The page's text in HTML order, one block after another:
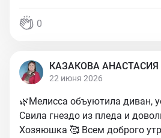
0
КАЗАКОВА АНАСТАСИЯ
22 июня 2026
🌿Мелисса объуютила диван,
Свила гнездо из пледа и
Хозяюшка 🥰 Всем доброго